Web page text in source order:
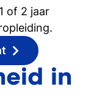
of 2 jaar
in